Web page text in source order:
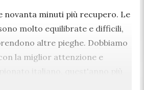
novanta minuti più recupero. Le
molto equilibrate e difficili,
altre pieghe. Dobbiamo
la miglior attenzione e
italiano, quest'anno più